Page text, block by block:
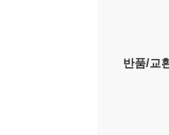
반품/교